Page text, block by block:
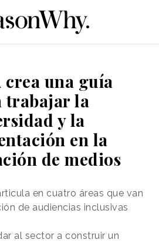
crea una guía
trabajar la
y la
en la
de medios
en cuatro áreas que van
de audiencias inclusivas
al sector a construir un